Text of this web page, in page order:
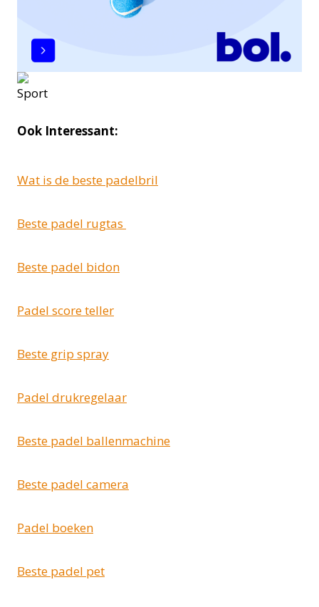
Ook Interessant:
Wat is de beste padelbril
Beste padel rugtas
Beste padel bidon
Padel score teller
Beste grip spray
Padel drukregelaar
Beste padel ballenmachine
Beste padel camera
Padel boeken
Beste padel pet